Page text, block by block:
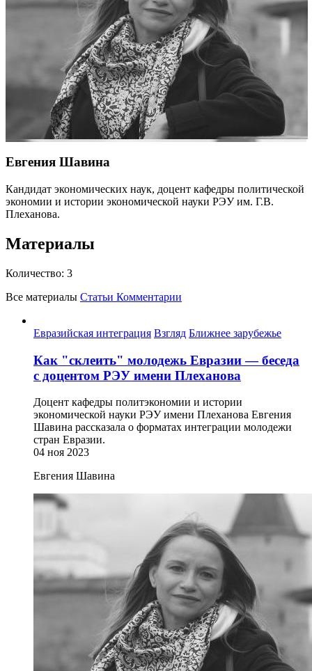
Евгения Шавина
Кандидат экономических наук, доцент кафедры политической
экономии и истории экономической науки РЭУ им. Г.В.
Плеханова.
Материалы
Количество: 3
Все материалы Статьи Комментарии
Евразийская интеграция Взгляд Ближнее зарубежье
Как "склеить" молодежь Евразии — беседа
с доцентом РЭУ имени Плеханова
Доцент кафедры политэкономии и истории
экономической науки РЭУ имени Плеханова Евгения
Шавина рассказала о форматах интеграции молодежи
стран Евразии.
04 ноя 2023
Евгения Шавина